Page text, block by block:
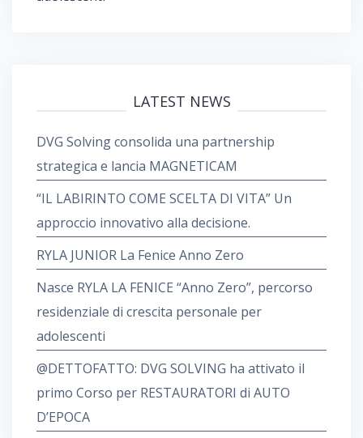
e
r
t
i
c
o
l
i
LATEST NEWS
DVG Solving consolida una partnership
strategica e lancia MAGNETICAM
“IL LABIRINTO COME SCELTA DI VITA” Un
approccio innovativo alla decisione.
RYLA JUNIOR La Fenice Anno Zero
Nasce RYLA LA FENICE “Anno Zero”, percorso
residenziale di crescita personale per
adolescenti
@DETTOFATTO: DVG SOLVING ha attivato il
primo Corso per RESTAURATORI di AUTO
D’EPOCA